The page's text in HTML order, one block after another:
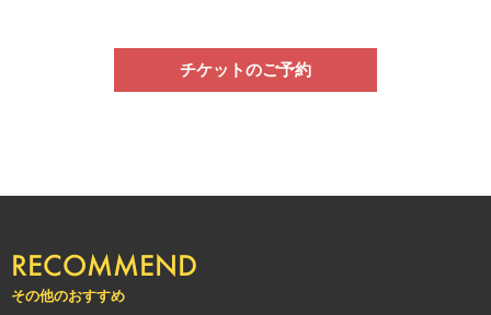
チケットのご予約
RECOMMEND
その他のおすすめ